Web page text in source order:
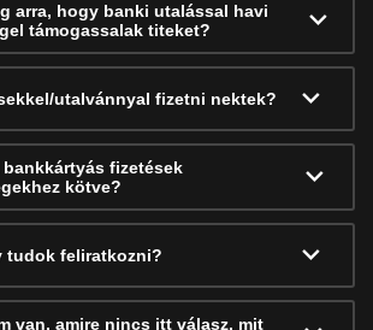
arra, hogy banki utalással havi
támogassalak titeket?
utalvánnyal fizetni nektek?
fizetések
kötve?
tudok feliratkozni?
van, amire nincs itt válasz, mit